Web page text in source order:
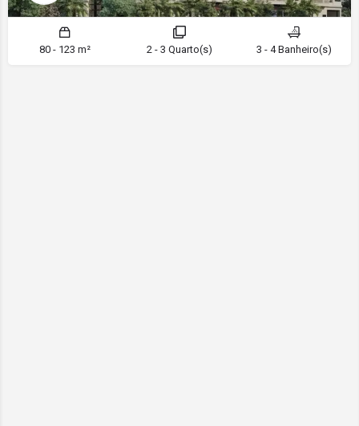
80 - 123 m² 2 - 3 Quarto(s) 3 - 4 Banheiro(s)